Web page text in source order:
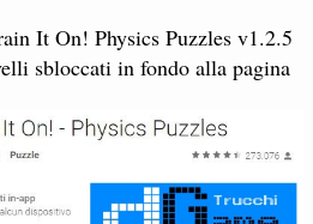
It On! Physics Puzzles v1.2.5
sbloccati in fondo alla pagina